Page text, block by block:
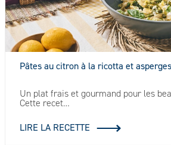
Pâtes au citron à la ricotta et asperges
Un plat frais et gourmand pour les
Cette recet…
LIRE LA RECETTE